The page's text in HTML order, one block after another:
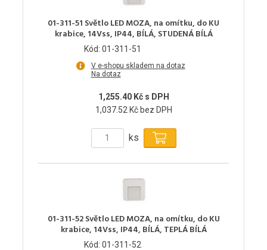
01-311-51 Světlo LED MOZA, na omítku, do KU
krabice, 14Vss, IP44, BÍLÁ, STUDENÁ BÍLÁ
Kód: 01-311-51
V e-shopu skladem na dotaz
Na dotaz
1,255.40 Kč s DPH
1,037.52 Kč bez DPH
ks
01-311-52 Světlo LED MOZA, na omítku, do KU
krabice, 14Vss, IP44, BÍLÁ, TEPLÁ BÍLÁ
Kód: 01-311-52